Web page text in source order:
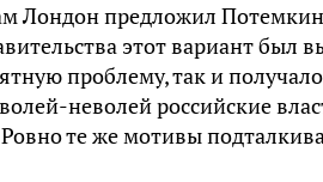
Лондон предложил
этот вариант был
проблему, так и
неволей российские
те же мотивы